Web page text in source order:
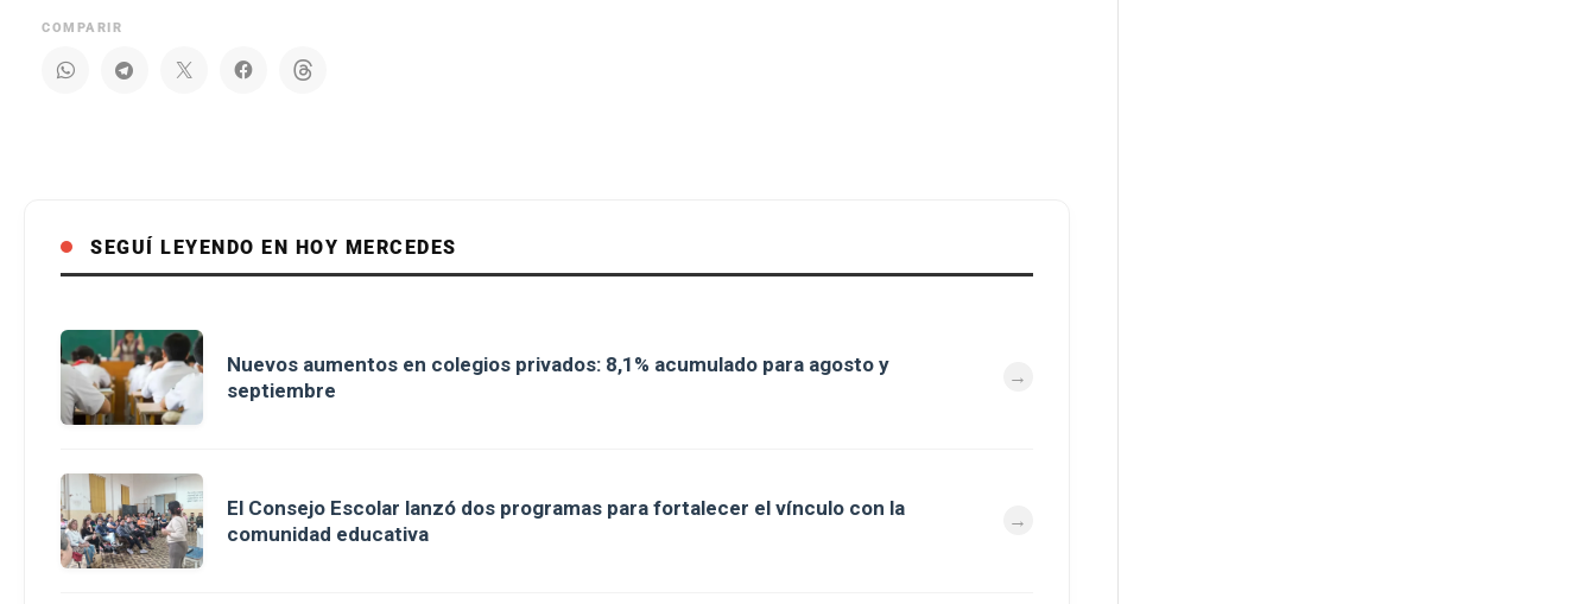
COMPARIR
SEGUÍ LEYENDO EN HOY MERCEDES
Nuevos aumentos en colegios privados: 8,1% acumulado para agosto y
septiembre
El Consejo Escolar lanzó dos programas para fortalecer el vínculo con la
comunidad educativa